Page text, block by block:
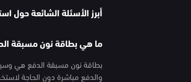
أبرز الأسئلة الشائعة حول
ما هي بطاقة نون مسبقة
بطاقة نون مسبقة الدفع هي
والدفع مباشرة دون الحاجة